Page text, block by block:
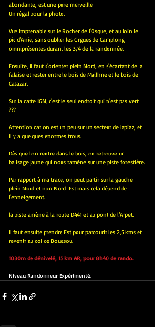
abondante, est une pure merveille.
Un régal pour la photo.
Vue imprenable sur le Rocher de l'Osque, et au loin le
pic d'Anie, sans oublier les Orgues de Camplong,
omniprésentes durant les 3/4 de la randonnée.
Ensuite, il faut s'orienter plein Nord, en s'écartant de la
falaise et rester entre le bois de Mailhne et le bois de
Catazar.
Sur la carte IGN, c'est le seul endroit qui n'est pas vert
???
Attention car on est un peu sur un secteur de lapiaz, et
il y a quelques énormes trous.
Dès que l'on rentre dans le bois, on retrouve un
balisage jaune qui nous ramène sur une piste forestière.
Par rapport à ma trace, on peut partir sur la gauche
plein Nord et non Nord-Est mais cela dépend de
l'enneigement.
la piste amène à la route D441 et au pont de l'Arpet.
Il faut ensuite prendre Est pour parcourir les 2,5 kms et
revenir au col de Bouesou.
1080m de dénivelé, 15 km AR, pour 8h40 de rando.
Niveau Randonneur Expérimenté.